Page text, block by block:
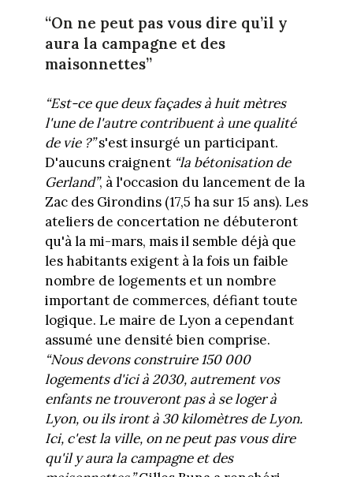
“On ne peut pas vous dire qu’il y
aura la campagne et des
maisonnettes”
“Est-ce que deux façades à huit mètres
l'une de l'autre contribuent à une qualité
de vie ?”s'est insurgé un participant.
D'aucuns craignent “la bétonisation de
Gerland”, à l'occasion du lancement de la
Zac des Girondins (17,5 ha sur 15 ans). Les
ateliers de concertation ne débuteront
qu'à la mi-mars, mais il semble déjà que
les habitants exigent à la fois un faible
nombre de logements et un nombre
important de commerces, défiant toute
logique. Le maire de Lyon a cependant
assumé une densité bien comprise.
“Nous devons construire 150 000
logements d'ici à 2030, autrement vos
enfants ne trouveront pas à se loger à
Lyon, ou ils iront à 30 kilomètres de Lyon.
Ici, c'est la ville, on ne peut pas vous dire
qu'il y aura la campagne et des